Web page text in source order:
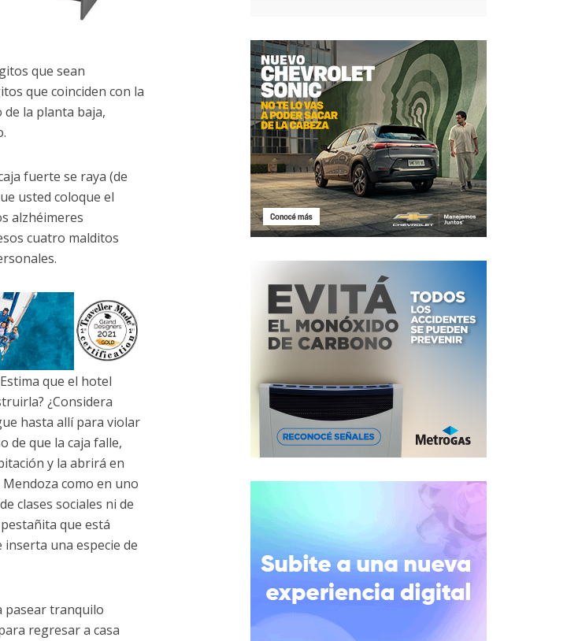
que sean
que coinciden con la
la planta baja,
fuerte se raya (de
usted coloque el
alzhéimeres
cuatro malditos
que el hotel
¿Considera
hasta allí para violar
de que la caja falle,
y la abrirá en
como en uno
clases sociales ni de
que está
una especie de
pasear tranquilo
regresar a casa